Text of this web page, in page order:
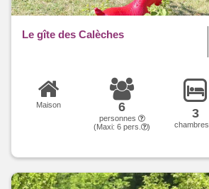
Le gîte des Calèches
Maison 6
personnes
(Maxi: 6 pers. )
3
chambres